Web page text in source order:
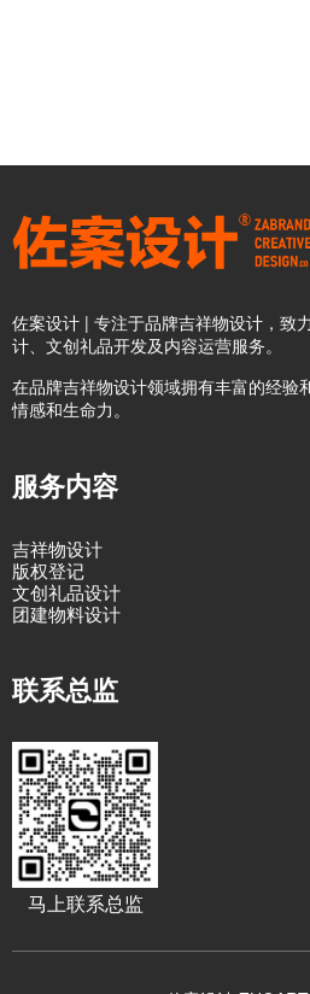
佐案设计 | 专注于品牌吉祥物设计，致
计、文创礼品开发及内容运营服务。
在品牌吉祥物设计领域拥有丰富的经验
情感和生命力。
服务内容
吉祥物设计
版权登记
文创礼品设计
团建物料设计
联系总监
马上联系总监